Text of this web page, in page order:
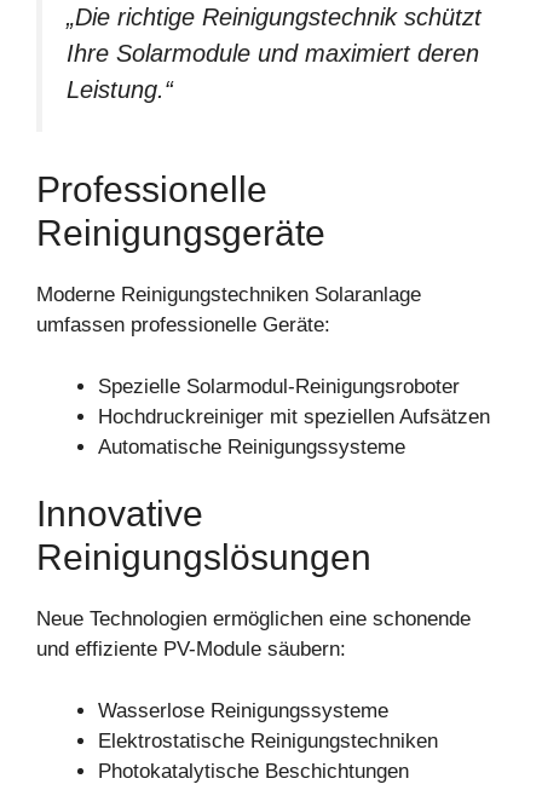
„Die richtige Reinigungstechnik schützt
Ihre Solarmodule und maximiert deren
Leistung.“
Professionelle
Reinigungsgeräte
Moderne Reinigungstechniken Solaranlage
umfassen professionelle Geräte:
Spezielle Solarmodul-Reinigungsroboter
Hochdruckreiniger mit speziellen Aufsätzen
Automatische Reinigungssysteme
Innovative
Reinigungslösungen
Neue Technologien ermöglichen eine schonende
und effiziente PV-Module säubern:
Wasserlose Reinigungssysteme
Elektrostatische Reinigungstechniken
Photokatalytische Beschichtungen